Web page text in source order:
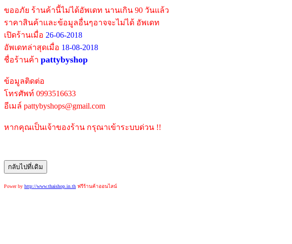
ขออภัย ร้านค้านี้ไม่ได้อัพเดท นานเกิน 90 วันแล้ว
ราคาสินค้าและข้อมูลอื่นๆอาจจะไม่ได้ อัพเดท
เปิดร้านเมื่อ 26-06-2018
อัพเดทล่าสุดเมื่อ 18-08-2018
ชื่อร้านค้า pattybyshop
ข้อมูลติดต่อ
โทรศัพท์ 0993516633
อีเมล์ pattybyshops@gmail.com
หากคุณเป็นเจ้าของร้าน กรุณาเข้าระบบด่วน !!
Power by http://www.thaishop.in.th ฟรีร้านค้าออนไลน์